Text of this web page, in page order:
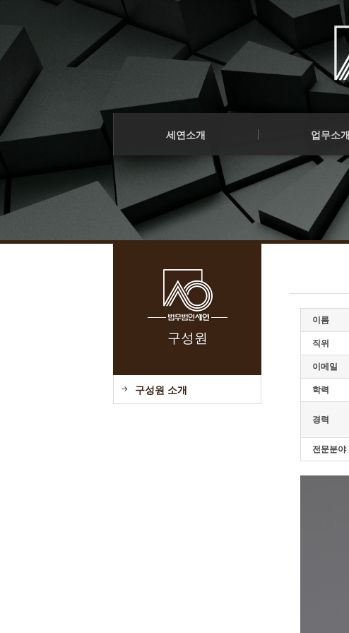
세연소개
오시는 길
업무소개
프로젝트 파이낸스
기업법무
소송/중재
오시는 길
프로젝트 파이낸스
구조화금융
기업법무
구성원
구성원 소개
이름
직위
이메일
학력
경력
전문분야
세연소개
업무소개
구성원
- 구성원 소개
인재영입
Sketchbook5, 스케치북5
Sketchbook5, 스케치북5